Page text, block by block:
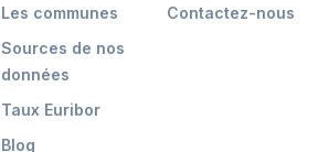
Les communes
Sources de nos
données
Taux Euribor
Blog
Contactez-nous